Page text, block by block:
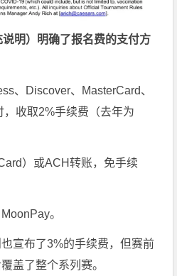
明）明确了报名费的支付方
、Discover、MasterCard、
收取2%手续费（去年为
）或ACH转账，免手续
。
宣布了3%的手续费，但赛前
盖了整个系列赛。